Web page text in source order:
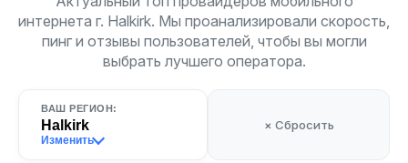
интернета г. Halkirk. Мы проанализировали скорость,
пинг и отзывы пользователей, чтобы вы могли
выбрать лучшего оператора.
ВАШ РЕГИОН:
Halkirk
Изменить
× Сбросить